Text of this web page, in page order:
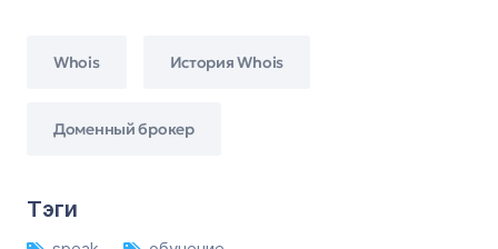
Whois История Whois
Доменный брокер
Тэги